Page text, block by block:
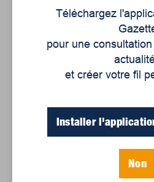
de plaisir est généralement
les militantes et militants.
prochaine mobilisation ?
Téléchargez
pour une
et créer votre fil
Installer
Non